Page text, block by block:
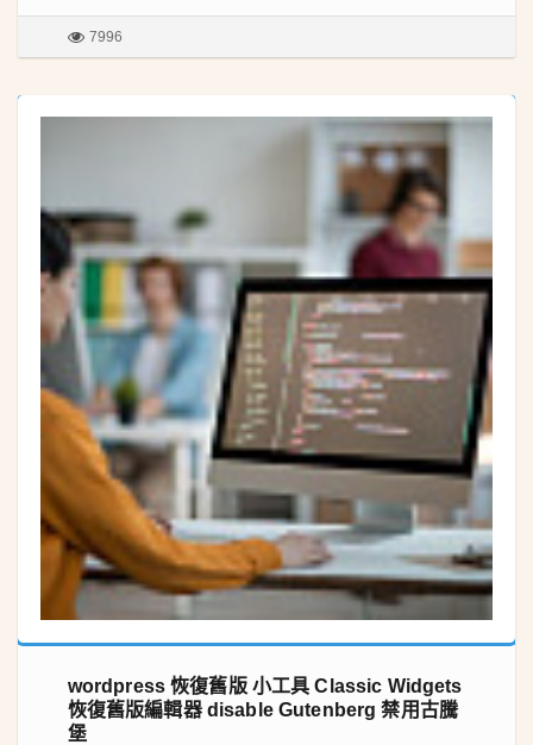
7996
wordpress 恢復舊版 小工具 Classic Widgets
恢復舊版編輯器 disable Gutenberg 禁用古騰
堡